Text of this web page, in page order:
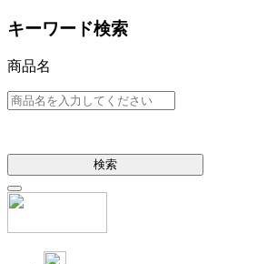
キーワード検索
商品名
検索